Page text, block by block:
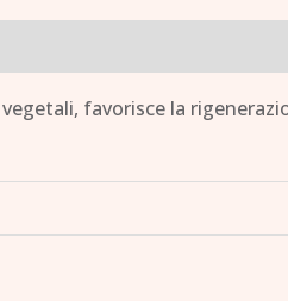
favorisce la